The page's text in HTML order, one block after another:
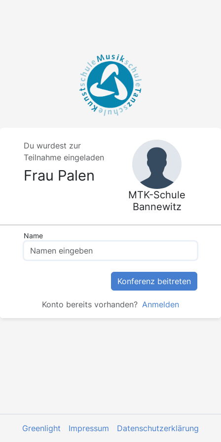
Du wurdest zur
Teilnahme eingeladen
Frau Palen
MTK-Schule
Bannewitz
Name
Konferenz beitreten
Konto bereits vorhanden? Anmelden
Greenlight Impressum Datenschutzerklärung